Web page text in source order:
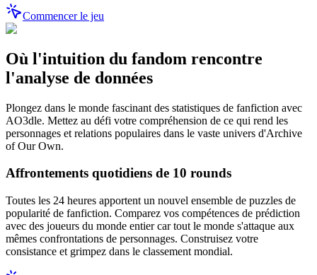
Commencer le jeu
Où l'intuition du fandom rencontre
l'analyse de données
Plongez dans le monde fascinant des statistiques de fanfiction avec
AO3dle. Mettez au défi votre compréhension de ce qui rend les
personnages et relations populaires dans le vaste univers d'Archive
of Our Own.
Affrontements quotidiens de 10 rounds
Toutes les 24 heures apportent un nouvel ensemble de puzzles de
popularité de fanfiction. Comparez vos compétences de prédiction
avec des joueurs du monde entier car tout le monde s'attaque aux
mêmes confrontations de personnages. Construisez votre
consistance et grimpez dans le classement mondial.